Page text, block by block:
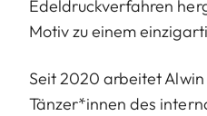
Edeldruckverfahren
Motiv zu einem
Seit 2020 arbeitet
Tänzer*innen des